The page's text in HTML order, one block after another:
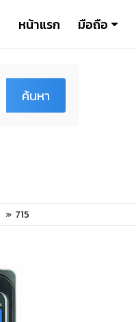
หน้าแรก มือถือ
ค้นหา
715